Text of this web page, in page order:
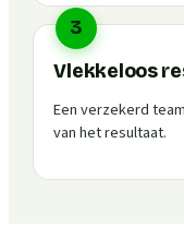
3
Vlekkeloos
Een verzekerd
van het resultaat.